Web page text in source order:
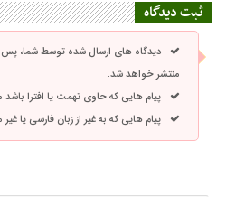
ثبت دیدگاه
دیدگاه های ارسال شده توسط شما، پس
منتشر خواهد شد.
پیام هایی که حاوی تهمت یا افترا
پیام هایی که به غیر از زبان فارسی یا